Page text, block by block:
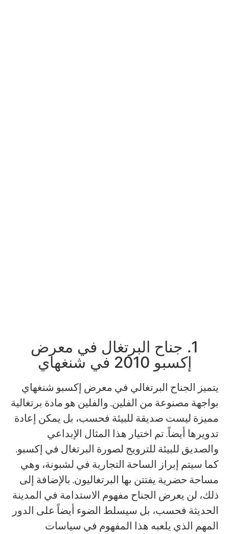
1. جناح البرتغال في معرض
إكسبو 2010 في شنغهاي
يتميز الجناح البرتغالي في معرض إكسبو شنغهاي
بواجهة مصنوعة من الفلين. والفلين هو مادة برتغالية
مميزة ليست صديقة للبيئة فحسب، بل يمكن إعادة
تدويرها أيضاً. تم اختيار هذا المثال الإبداعي
والصديق للبيئة للترويج لصورة البرتغال في إكسبو.
كما سيتم إبراز الساحة التجارية في لشبونة، وهي
مساحة حضرية يفتتن بها البرتغاليون. بالإضافة إلى
ذلك، لن يعرض الجناح مفهوم الاستدامة في المدينة
الحديثة فحسب، بل سيسلط الضوء أيضاً على الدور
المهم الذي يلعبه هذا المفهوم في سياسات